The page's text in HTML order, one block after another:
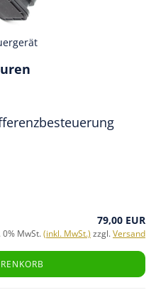
79,00 EUR
0% MwSt.(inkl. MwSt.) zzgl.Versand